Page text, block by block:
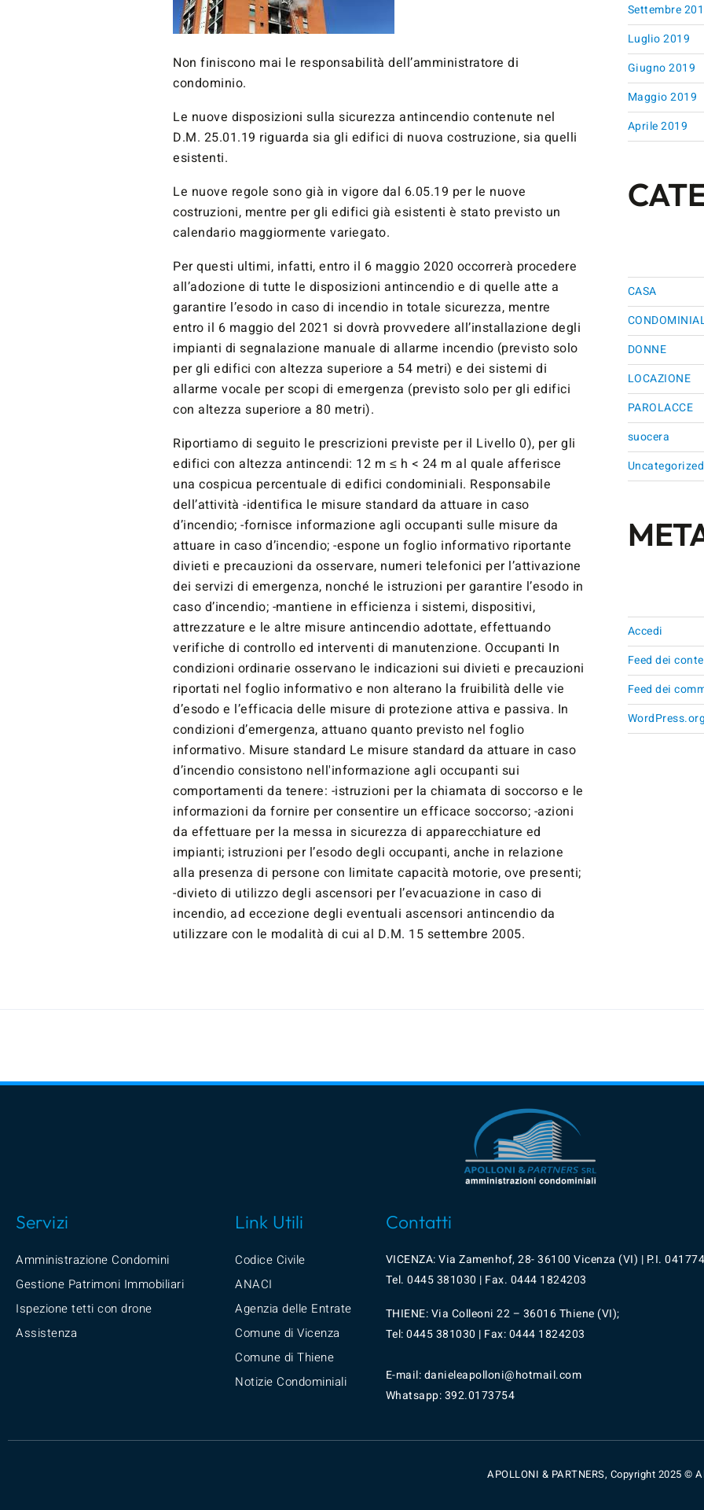
Non finiscono mai le responsabilità dell’amministratore di
condominio.
Le nuove disposizioni sulla sicurezza antincendio contenute nel
D.M. 25.01.19 riguarda sia gli edifici di nuova costruzione, sia quelli
esistenti.
Le nuove regole sono già in vigore dal 6.05.19 per le nuove
costruzioni, mentre per gli edifici già esistenti è stato previsto un
calendario maggiormente variegato.
Per questi ultimi, infatti, entro il 6 maggio 2020 occorrerà procedere
all’adozione di tutte le disposizioni antincendio e di quelle atte a
garantire l’esodo in caso di incendio in totale sicurezza, mentre
entro il 6 maggio del 2021 si dovrà provvedere all’installazione degli
impianti di segnalazione manuale di allarme incendio (previsto solo
per gli edifici con altezza superiore a 54 metri) e dei sistemi di
allarme vocale per scopi di emergenza (previsto solo per gli edifici
con altezza superiore a 80 metri).
Riportiamo di seguito le prescrizioni previste per il Livello 0), per gli
edifici con altezza antincendi: 12 m ≤ h < 24 m al quale afferisce
una cospicua percentuale di edifici condominiali. Responsabile
dell’attività -identifica le misure standard da attuare in caso
d’incendio; -fornisce informazione agli occupanti sulle misure da
attuare in caso d’incendio; -espone un foglio informativo riportante
divieti e precauzioni da osservare, numeri telefonici per l’attivazione
dei servizi di emergenza, nonché le istruzioni per garantire l’esodo in
caso d’incendio; -mantiene in efficienza i sistemi, dispositivi,
attrezzature e le altre misure antincendio adottate, effettuando
verifiche di controllo ed interventi di manutenzione. Occupanti In
condizioni ordinarie osservano le indicazioni sui divieti e precauzioni
riportati nel foglio informativo e non alterano la fruibilità delle vie
d’esodo e l’efficacia delle misure di protezione attiva e passiva. In
condizioni d’emergenza, attuano quanto previsto nel foglio
informativo. Misure standard Le misure standard da attuare in caso
d’incendio consistono nell'informazione agli occupanti sui
comportamenti da tenere: -istruzioni per la chiamata di soccorso e le
informazioni da fornire per consentire un efficace soccorso; -azioni
da effettuare per la messa in sicurezza di apparecchiature ed
impianti; istruzioni per l’esodo degli occupanti, anche in relazione
alla presenza di persone con limitate capacità motorie, ove presenti;
-divieto di utilizzo degli ascensori per l’evacuazione in caso di
incendio, ad eccezione degli eventuali ascensori antincendio da
utilizzare con le modalità di cui al D.M. 15 settembre 2005.
Settembre
Luglio 2019
Giugno 2019
Maggio 2019
Aprile 2019
CASA
DONNE
LOCAZIONE
PAROLACCE
suocera
Uncategorized
Accedi
Feed dei
Feed dei
WordPress.org
Servizi
Amministrazione Condomini
Gestione Patrimoni Immobiliari
Ispezione tetti con drone
Assistenza
Link Utili
Codice Civile
ANACI
Agenzia delle Entrate
Comune di Vicenza
Comune di Thiene
Notizie Condominiali
Contatti
VICENZA: Via Zamenhof, 28- 36100 Vicenza (VI) | P.I.
Tel. 0445381030 | Fax. 0444 1824203
THIENE: Via Colleoni 22 – 36016 Thiene (VI);
Tel: 0445 381030 | Fax: 0444 1824203
E-mail: danieleapolloni@hotmail.com
Whatsapp:392.0173754
APOLLONI & PARTNERS, Copyright 2025 ©